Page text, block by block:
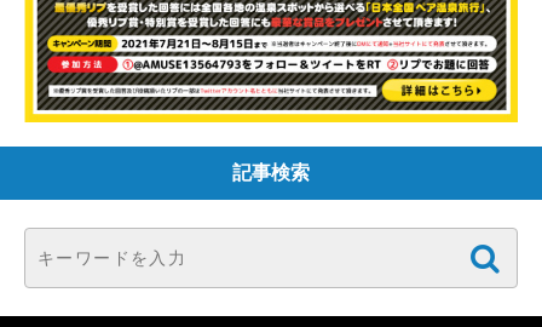
記事検索